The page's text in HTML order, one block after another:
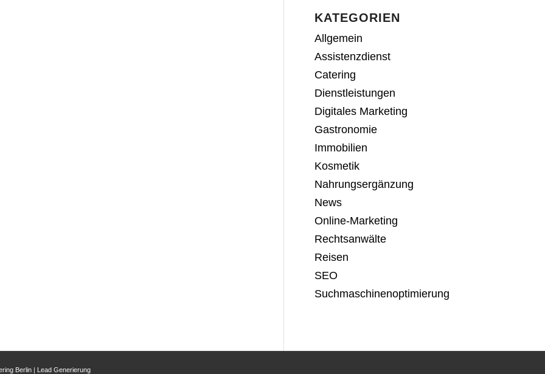
KATEGORIEN
Allgemein
Assistenzdienst
Catering
Dienstleistungen
Digitales Marketing
Gastronomie
Immobilien
Kosmetik
Nahrungsergänzung
News
Online-Marketing
Rechtsanwälte
Reisen
SEO
Suchmaschinenoptimierung
Berlin | Lead Generierung